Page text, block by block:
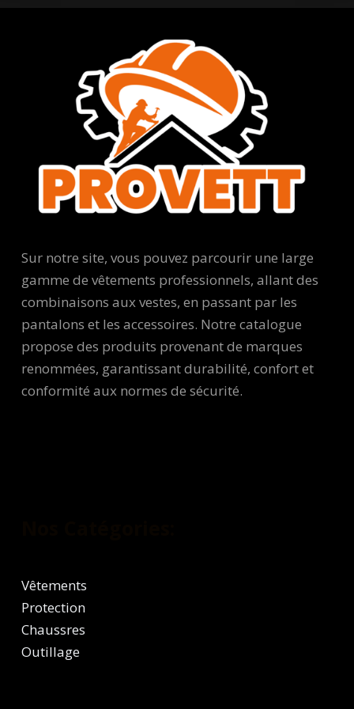
Sur notre site, vous pouvez parcourir une large
gamme de vêtements professionnels, allant des
combinaisons aux vestes, en passant par les
pantalons et les accessoires. Notre catalogue
propose des produits provenant de marques
renommées, garantissant durabilité, confort et
conformité aux normes de sécurité.
Vêtements
Protection
Chaussres
Outillage